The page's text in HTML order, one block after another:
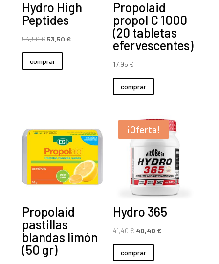
Hydro High
Peptides
54,50€ El
precio
original
53,50 €El
comprar
Propolaid
propol C 1000
(20 tabletas
efervescentes)
17,95 €
comprar
Propolaid
pastillas
blandas limón
(50 gr)
¡Oferta!
Hydro 365
41,40€ El
precio
original
40,40 €El
comprar